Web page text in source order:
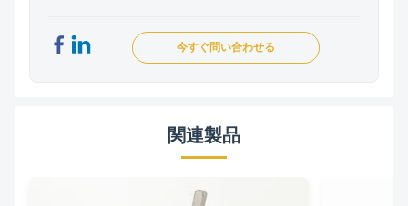
今すぐ問い合わせる
関連製品